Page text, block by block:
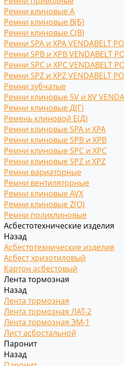
Ремни клиновые A
Ремни клиновые В(Б)
Ремни клиновые С(B)
Ремни SPA и XPA VENDABELT
Ремни SPB и XPB VENDABELT
Ремни SPC и XPC VENDABELT
Ремни SPZ и XPZ VENDABELT
Ремни зубчатые
Ремни клиновые 5V и 8V
Ремни клиновые Д(Г)
Ремень клиновой Е(Д)
Ремни клиновые SPA и XPA
Ремни клиновые SPB и XPB
Ремни клиновые SPC и XPC
Ремни клиновые SPZ и XPZ
Ремни вариаторные
Ремни вентиляторные
Ремни клиновые AVX
Ремни клиновые Z(O)
Ремни поликлиновые
Асбестотехнические изделия
Назад
Асбестотехнические изделия
Асбест хризотиловый
Картон асбестовый
Лента тормозная
Назад
Лента тормозная
Лента тормозная ЛАТ-2
Лента тормозная ЭМ-1
Лист асбостальной
Паронит
Назад